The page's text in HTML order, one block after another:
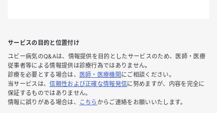
サービスの目的と位置付け
ユビー病気のQ&Aは、情報提供を目的としたサービスのため、医師・医療
従事者等による情報提供は診療行為ではありません。
診療を必要とする場合は、
医師・医療機関 にご相談ください。
当サービスは、信頼性および正確な情報発信に努めますが、内容を完全に
保証するものではありません。
情報に誤りがある場合は、
こちら からご連絡をお願いいたします。